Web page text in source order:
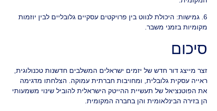
6. גמישות: היכולת לנווט בין פרויקטים עסקיים גלובליים לבין יוזמות
מקומיות בזמני משבר.
סיכום
זצר מייצג דור חדש של יזמים ישראלים המשלבים חדשנות טכנולוגית,
ראייה עסקית גלובלית, ומחויבות חברתית עמוקה. הצלחתו מדגימה
את הפוטנציאל של תעשיית ההייטק הישראלית להוביל שינוי משמעותי
הן בזירה הבינלאומית והן בחברה המקומית.